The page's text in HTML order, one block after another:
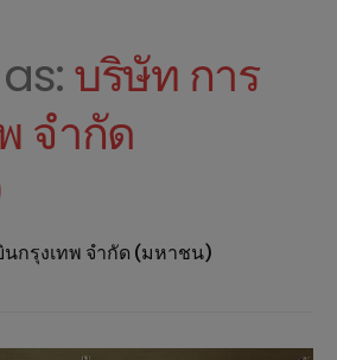
บริษัท การ
จำกัด
กรุงเทพ จำกัด (มหาชน)